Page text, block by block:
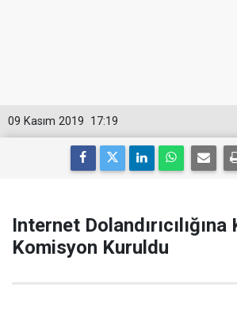
17:19
09 Kasım 2019
Internet Dolandırıcılığına
Komisyon Kuruldu